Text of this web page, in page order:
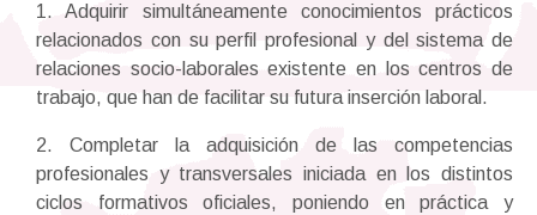
1. Adquirir simultáneamente conocimientos prácticos
relacionados con su perfil profesional y del sistema de
relaciones socio-laborales existente en los centros de
trabajo, que han de facilitar su futura inserción laboral.
2. Completar la adquisición de las competencias
profesionales y transversales iniciada en los distintos
ciclos formativos oficiales, poniendo en práctica y